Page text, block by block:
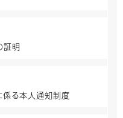
証明
る本人通知制度